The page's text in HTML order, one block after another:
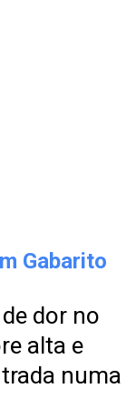
Gabarito
dor no
alta e
numa